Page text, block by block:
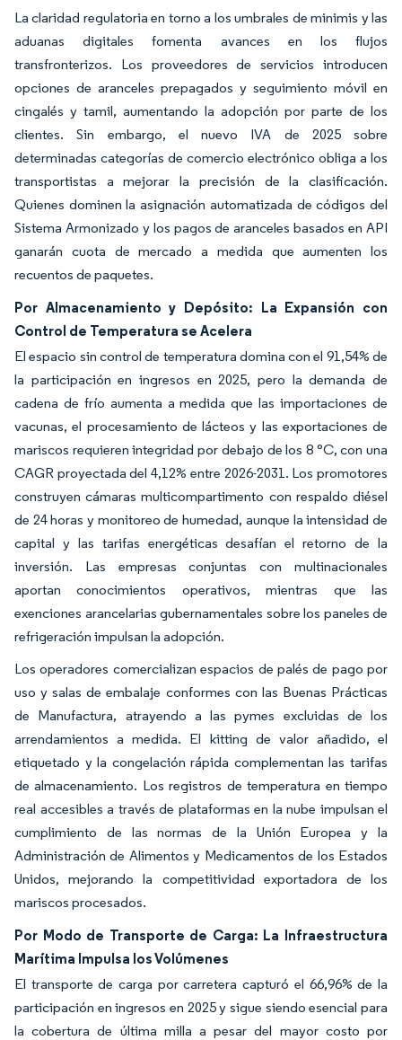
La claridad regulatoria en torno a los umbrales de minimis y las
aduanas digitales fomenta avances en los flujos
transfronterizos. Los proveedores de servicios introducen
opciones de aranceles prepagados y seguimiento móvil en
cingalés y tamil, aumentando la adopción por parte de los
clientes. Sin embargo, el nuevo IVA de 2025 sobre
determinadas categorías de comercio electrónico obliga a los
transportistas a mejorar la precisión de la clasificación.
Quienes dominen la asignación automatizada de códigos del
Sistema Armonizado y los pagos de aranceles basados en API
ganarán cuota de mercado a medida que aumenten los
recuentos de paquetes.
Por Almacenamiento y Depósito: La Expansión con
Control de Temperatura se Acelera
El espacio sin control de temperatura domina con el 91,54% de
la participación en ingresos en 2025, pero la demanda de
cadena de frío aumenta a medida que las importaciones de
vacunas, el procesamiento de lácteos y las exportaciones de
mariscos requieren integridad por debajo de los 8 °C, con una
CAGR proyectada del 4,12% entre 2026-2031. Los promotores
construyen cámaras multicompartimento con respaldo diésel
de 24 horas y monitoreo de humedad, aunque la intensidad de
capital y las tarifas energéticas desafían el retorno de la
inversión. Las empresas conjuntas con multinacionales
aportan conocimientos operativos, mientras que las
exenciones arancelarias gubernamentales sobre los paneles de
refrigeración impulsan la adopción.
Los operadores comercializan espacios de palés de pago por
uso y salas de embalaje conformes con las Buenas Prácticas
de Manufactura, atrayendo a las pymes excluidas de los
arrendamientos a medida. El kitting de valor añadido, el
etiquetado y la congelación rápida complementan las tarifas
de almacenamiento. Los registros de temperatura en tiempo
real accesibles a través de plataformas en la nube impulsan el
cumplimiento de las normas de la Unión Europea y la
Administración de Alimentos y Medicamentos de los Estados
Unidos, mejorando la competitividad exportadora de los
mariscos procesados.
Por Modo de Transporte de Carga: La Infraestructura
Marítima Impulsa los Volúmenes
El transporte de carga por carretera capturó el 66,96% de la
participación en ingresos en 2025 y sigue siendo esencial para
la cobertura de última milla a pesar del mayor costo por